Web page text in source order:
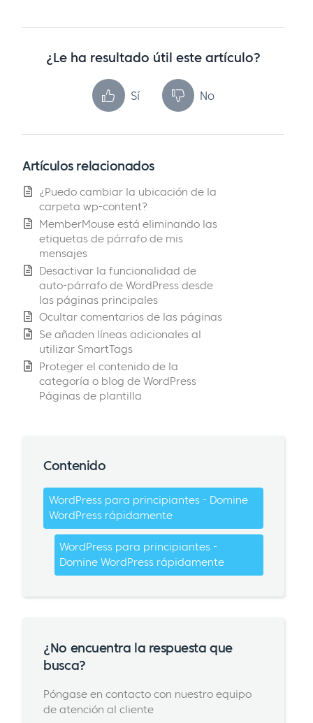
¿Le ha resultado útil este artículo?
Sí No
Artículos relacionados
¿Puedo cambiar la ubicación de la
carpeta wp-content?
MemberMouse está eliminando las
etiquetas de párrafo de mis
mensajes
Desactivar la funcionalidad de
auto-párrafo de WordPress desde
las páginas principales
Ocultar comentarios de las páginas
Se añaden líneas adicionales al
utilizar SmartTags
Proteger el contenido de la
categoría o blog de WordPress
Páginas de plantilla
Contenido
WordPress para principiantes - Domine
WordPress rápidamente
WordPress para principiantes -
Domine WordPress rápidamente
¿No encuentra la respuesta que
busca?
Póngase en contacto con nuestro equipo
de atención al cliente